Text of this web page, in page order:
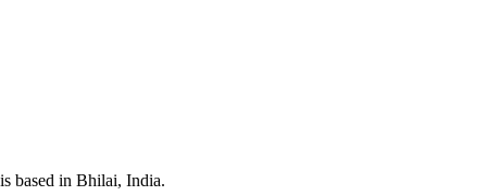
based in Bhilai, India.